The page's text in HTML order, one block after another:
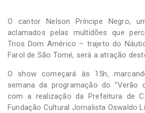
O cantor Nelson Príncipe Negro,
aclamados pelas multidões que
Trios Dom Américo – trajeto do
Farol de São Tomé, será a atração
O show começará às 15h,
semana da programação do “Verão
com a realização da Prefeitura de
Fundação Cultural Jornalista Oswaldo